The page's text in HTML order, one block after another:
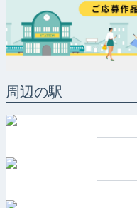
周辺の駅